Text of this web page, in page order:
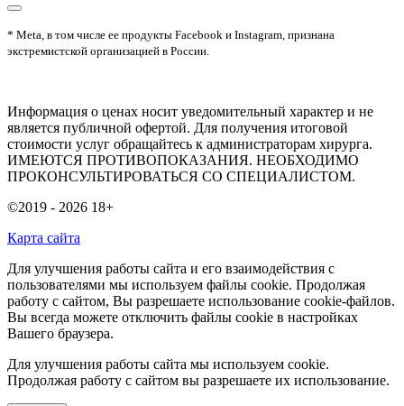
* Meta, в том числе ее продукты Facebook и Instagram, признана
экстремистской организацией в России.
Информация о ценах носит уведомительный характер и не
является публичной офертой. Для получения итоговой
стоимости услуг обращайтесь к администраторам хирурга.
ИМЕЮТСЯ ПРОТИВОПОКАЗАНИЯ. НЕОБХОДИМО
ПРОКОНСУЛЬТИРОВАТЬСЯ СО СПЕЦИАЛИСТОМ.
©2019 - 2026 18+
Карта сайта
Для улучшения работы сайта и его взаимодействия с
пользователями мы используем файлы cookie. Продолжая
работу с сайтом, Вы разрешаете использование cookie-файлов.
Вы всегда можете отключить файлы cookie в настройках
Вашего браузера.
Для улучшения работы сайта мы используем cookie.
Продолжая работу с сайтом вы разрешаете их использование.